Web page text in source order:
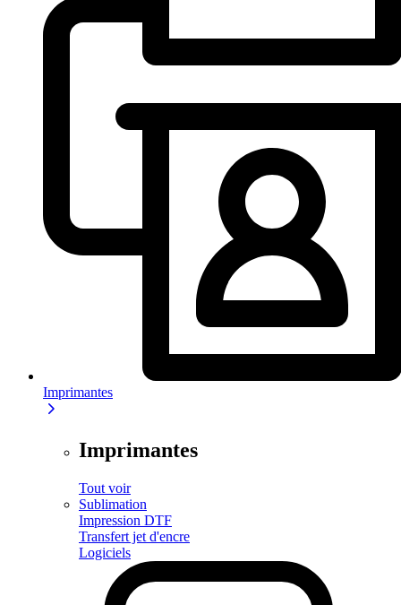
Imprimantes
Imprimantes
Tout voir
Sublimation
Impression DTF
Transfert jet d'encre
Logiciels